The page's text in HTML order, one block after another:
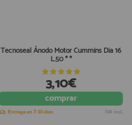
Tecnoseal Ánodo Motor Cummins Dia 16
L.50 * *
3,10€
comprar
Entrega en 7-10 días IVA incl.